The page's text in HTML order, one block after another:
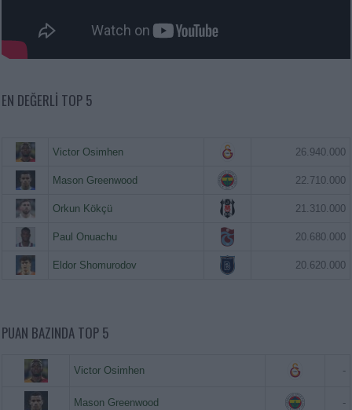
EN DEĞERLI TOP 5
Victor Osimhen 26.940.000
Mason Greenwood 22.710.000
Orkun Kökçü 21.310.000
Paul Onuachu 20.680.000
Eldor Shomurodov 20.620.000
PUAN BAZINDA TOP 5
Victor Osimhen -
Mason Greenwood -